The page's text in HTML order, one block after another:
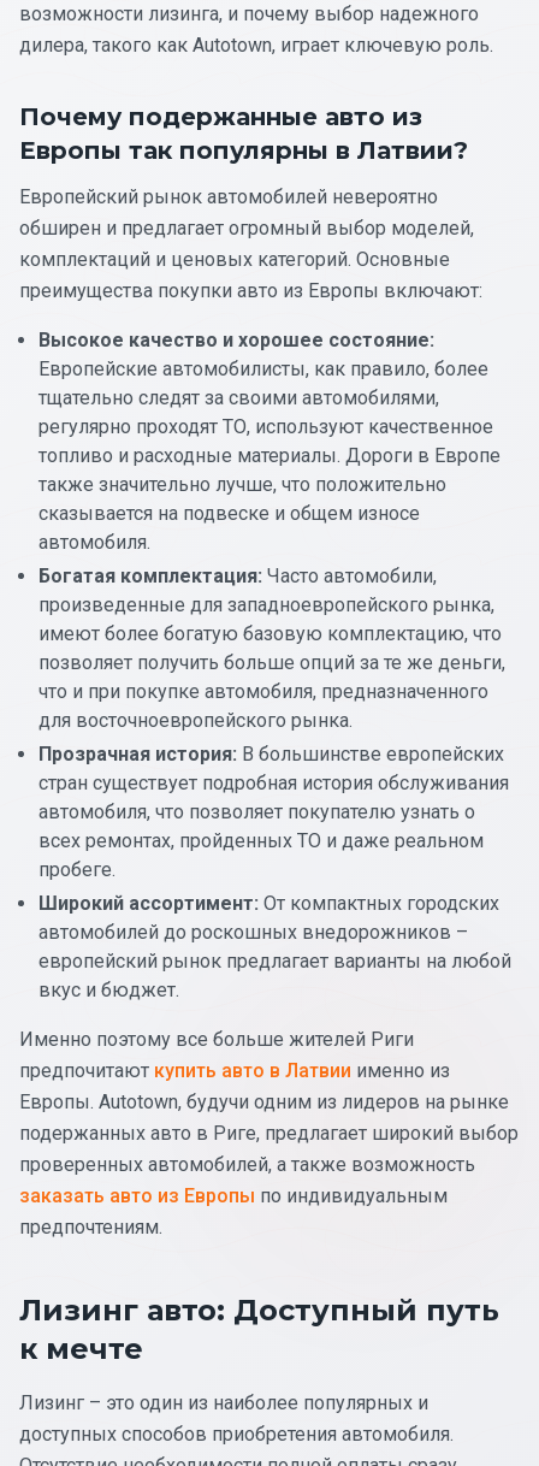
возможности лизинга, и почему выбор надежного
дилера, такого как Autotown, играет ключевую роль.
Почему подержанные авто из
Европы так популярны в Латвии?
Европейский рынок автомобилей невероятно
обширен и предлагает огромный выбор моделей,
комплектаций и ценовых категорий. Основные
преимущества покупки авто из Европы включают:
Высокое качество и хорошее состояние:
Европейские автомобилисты, как правило, более
тщательно следят за своими автомобилями,
регулярно проходят ТО, используют качественное
топливо и расходные материалы. Дороги в Европе
также значительно лучше, что положительно
сказывается на подвеске и общем износе
автомобиля.
Богатая комплектация: Часто автомобили,
произведенные для западноевропейского рынка,
имеют более богатую базовую комплектацию, что
позволяет получить больше опций за те же деньги,
что и при покупке автомобиля, предназначенного
для восточноевропейского рынка.
Прозрачная история: В большинстве европейских
стран существует подробная история обслуживания
автомобиля, что позволяет покупателю узнать о
всех ремонтах, пройденных ТО и даже реальном
пробеге.
Широкий ассортимент: От компактных городских
автомобилей до роскошных внедорожников –
европейский рынок предлагает варианты на любой
вкус и бюджет.
Именно поэтому все больше жителей Риги
предпочитают купить авто в Латвии именно из
Европы. Autotown, будучи одним из лидеров на рынке
подержанных авто в Риге, предлагает широкий выбор
проверенных автомобилей, а также возможность
заказать авто из Европы по индивидуальным
предпочтениям.
Лизинг авто: Доступный путь
к мечте
Лизинг – это один из наиболее популярных и
доступных способов приобретения автомобиля.